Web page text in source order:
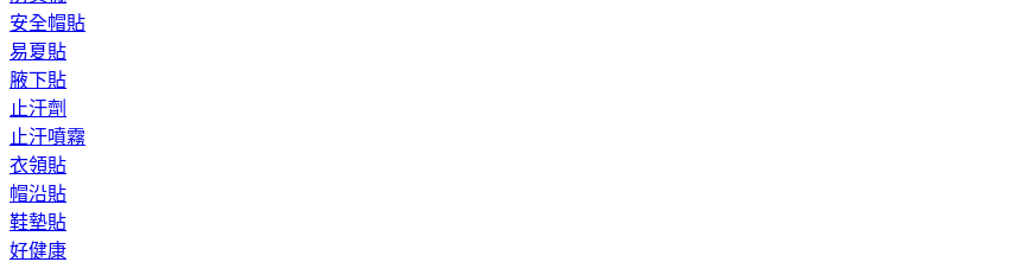
安全帽貼
易夏貼
腋下貼
止汗劑
止汗噴霧
衣領貼
帽沿貼
鞋墊貼
好健康